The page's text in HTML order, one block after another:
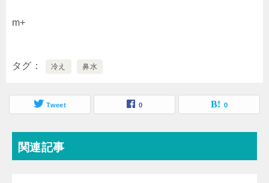
m+
タグ 冷え 鼻水
Tweet 0 0
関連記事